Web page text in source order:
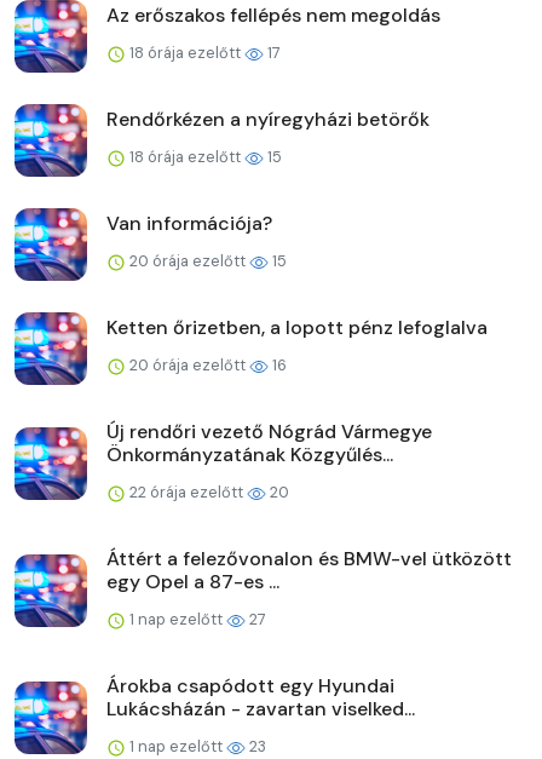
Az erőszakos fellépés nem megoldás
18 órája ezelőtt 17
Rendőrkézen a nyíregyházi betörők
18 órája ezelőtt 15
Van információja?
20 órája ezelőtt 15
Ketten őrizetben, a lopott pénz lefoglalva
20 órája ezelőtt 16
Új rendőri vezető Nógrád Vármegye
Önkormányzatának Közgyűlés...
22 órája ezelőtt 20
Áttért a felezővonalon és BMW-vel ütközött
egy Opel a 87-es ...
1 nap ezelőtt 27
Árokba csapódott egy Hyundai
Lukácsházán - zavartan viselked...
1 nap ezelőtt 23